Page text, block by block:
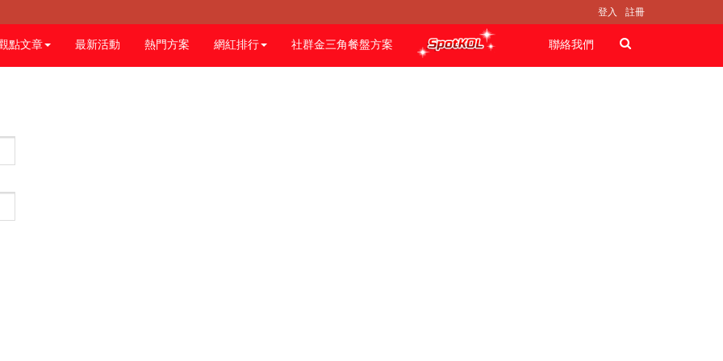
登入 註冊
點文章 最新活動 熱門方案 網紅排行 社群金三角餐盤方案 聯絡我們